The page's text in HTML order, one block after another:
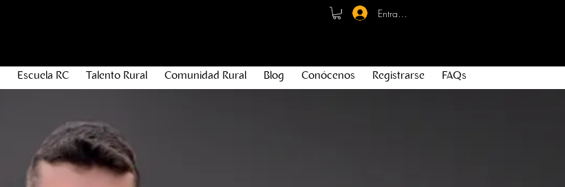
Entrar - Registro
Escuela RC Talento Rural Comunidad Rural Blog Conócenos Registrarse FAQs